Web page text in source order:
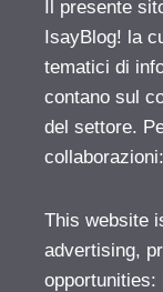
Il presente
IsayBlog! la
tematici di
contano sul
del settore.
collaborazioni:
This website
advertising,
opportunities: